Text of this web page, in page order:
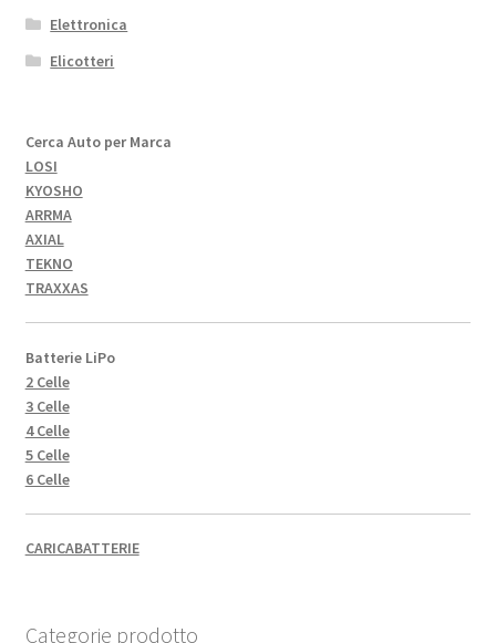
Elettronica
Elicotteri
Cerca Auto per Marca
LOSI
KYOSHO
ARRMA
AXIAL
TEKNO
TRAXXAS
Batterie LiPo
2 Celle
3 Celle
4 Celle
5 Celle
6 Celle
CARICABATTERIE
Categorie prodotto